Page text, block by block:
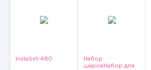
InstaSet-480
Набор
шаровНабор для